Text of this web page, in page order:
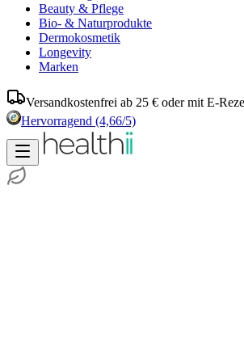
Beauty & Pflege
Bio- & Naturprodukte
Dermokosmetik
Longevity
Marken
Versandkostenfrei ab 25 € oder mit E-
Hervorragend (4,66/5)